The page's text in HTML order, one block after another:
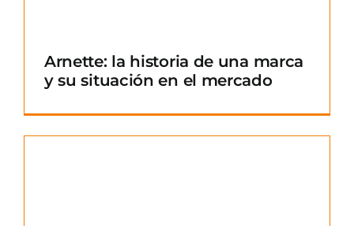
Arnette: la historia de una marca
y su situación en el mercado